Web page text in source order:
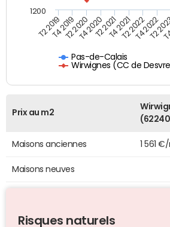
Pas-de-Calais
Wirwignes (CC de
T2 2019T4 2019T2 2020T4 2020T2 2021T4 2021T2 2022T4 2022
T2
1200
Prix au m2
Maisons anciennes 1 561
Maisons neuves
Risques naturels